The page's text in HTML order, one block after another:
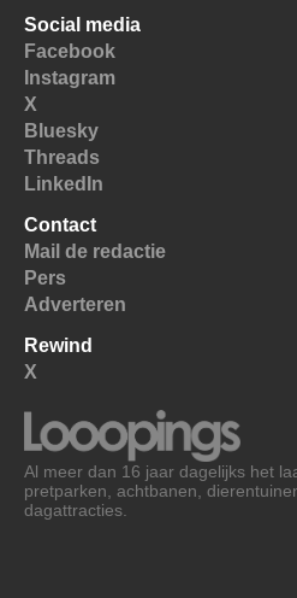
Social media
Facebook
Instagram
X
Bluesky
Threads
LinkedIn
Contact
Mail de redactie
Pers
Adverteren
Rewind
X
Al meer dan 16 jaar dagelijks het
pretparken, achtbanen,
dagattracties.